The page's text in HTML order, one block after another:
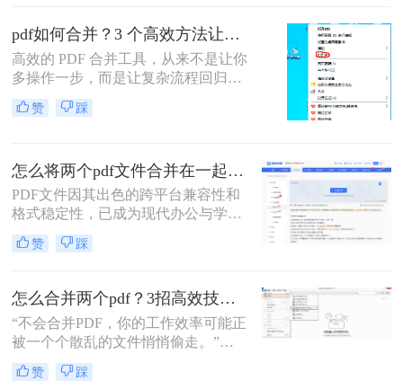
而，面对市场上琳琅满目的工具和方
法，许多用户往往感到困惑：哪种方
法最快捷？哪种最安全？怎么合并pdf
文件=
pdf如何合并？3 个高效方法让办公效率翻倍！
高效的 PDF 合并工具，从来不是让你
多操作一步，而是让复杂流程回归简
单本质。职场中，谁没遇到过需要将
多个 PDF 文件合并的场景？项目报告
整合为完整文档。
赞 踩
怎么将两个pdf文件合并在一起？五大方法全面解析！
PDF文件因其出色的跨平台兼容性和
格式稳定性，已成为现代办公与学术
交流中不可或缺的文件格式。然而，
当我们面对需要整合多个PDF文档的
任务就成为了一个常见挑战。
赞 踩
怎么合并两个pdf？3招高效技巧，让你告别杂乱文档！
“不会合并PDF，你的工作效率可能正
被一个个散乱的文件悄悄偷走。”作
为一名从事电脑办公软件测评多年的
博主，小编经常被粉丝问到：“怎么
赞 踩